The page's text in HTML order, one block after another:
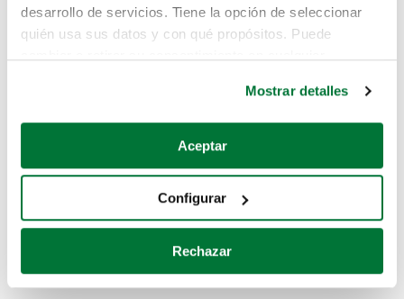
desarrollo de servicios. Tiene la opción de seleccionar
quién usa sus datos y con qué propósitos. Puede
Si lo permite, también quisiéramos:
Recopilar información sobre su ubicación geográfica
Identificar su dispositivo analizándolo activamente
para buscar características específicas (huellas
Obtenga más información sobre cómo se procesan sus
Mostrar detalles
Aceptar
Configurar
Rechazar
Pero puedes encontrar el coche que estás
buscando en alguno de estos enlaces:
Coches de segunda mano
Coches de km0